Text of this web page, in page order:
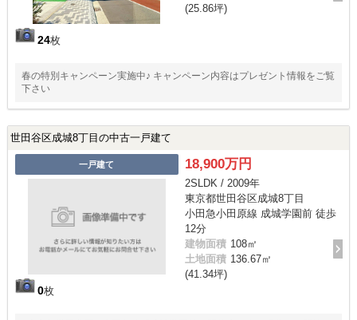
24枚
(25.86坪)
春の特別キャンペーン実施中♪ キャンペーン内容はプレゼント情報をご覧
下さい
世田谷区成城8丁目の中古一戸建て
一戸建て
0枚
18,900万円
2SLDK / 2009年
東京都世田谷区成城8丁目
小田急小田原線 成城学園前 徒歩
12分
建物面積 108㎡
土地面積 136.67㎡
(41.34坪)